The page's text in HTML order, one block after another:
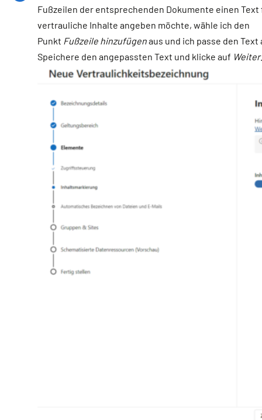
Fußzeilen der entsprechenden Dokumente einen Text
vertrauliche Inhalte angeben möchte, wähle ich den
Punkt Fußzeile hinzufügenaus und ich passe den Text
Speichere den angepassten Text und klicke auf Weiter.